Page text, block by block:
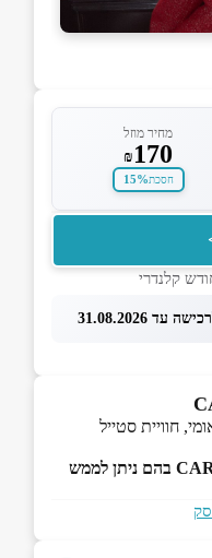
מחיר מוזל
₪ 170
חסכת15%
עד 31.08.2026
חוויית סטייל
בהם ניתן לממש